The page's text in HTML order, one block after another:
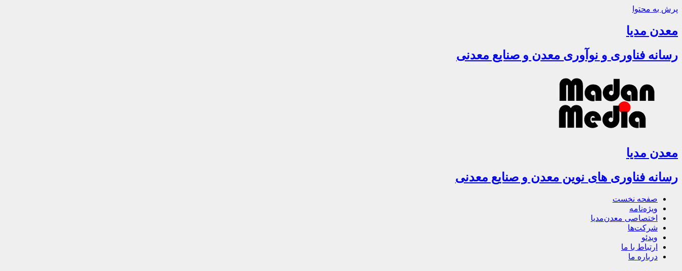
پرش به محتوا
معدن مدیا
رسانه فناوری و نوآوری معدن و صنایع معدنی
معدن مدیا
رسانه فناوری های نوین معدن و صنایع معدنی
صفحه نخست
ویژه‌نامه
اختصاصی معدن‌مدیا
شرکت‌ها
ویدئو
ارتباط با ما
درباره ما